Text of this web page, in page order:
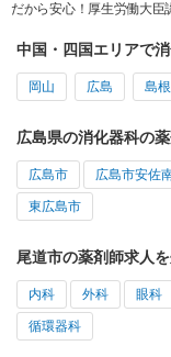
だから安心！厚生労働大臣
中国・四国エリアで
岡山 広島 島根
広島県の消化器科の
広島市 広島市安佐
東広島市
尾道市の薬剤師求人
内科 外科 眼科
循環器科